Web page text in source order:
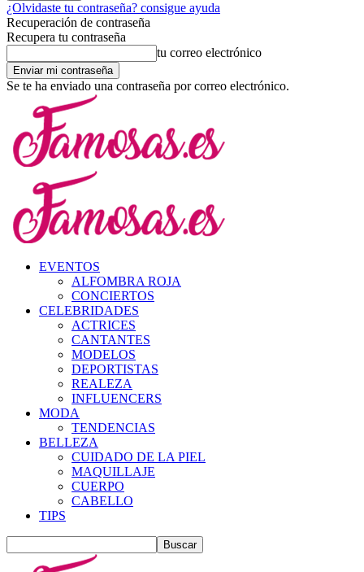
¿Olvidaste tu contraseña? consigue ayuda
Recuperación de contraseña
Recupera tu contraseña
tu correo electrónico
Se te ha enviado una contraseña por correo electrónico.
EVENTOS
ALFOMBRA ROJA
CONCIERTOS
CELEBRIDADES
ACTRICES
CANTANTES
MODELOS
DEPORTISTAS
REALEZA
INFLUENCERS
MODA
TENDENCIAS
BELLEZA
CUIDADO DE LA PIEL
MAQUILLAJE
CUERPO
CABELLO
TIPS